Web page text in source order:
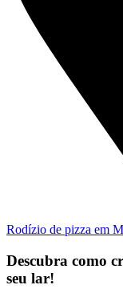
Rodízio de pizza em
Descubra como
seu lar!